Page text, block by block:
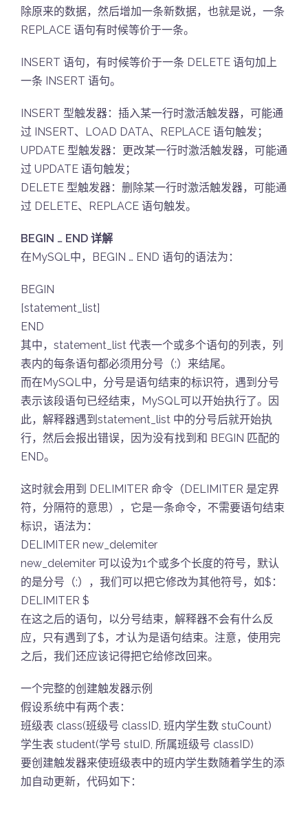
除原来的数据，然后增加一条新数据，也就是说，一条
REPLACE 语句有时候等价于一条。
INSERT 语句，有时候等价于一条 DELETE 语句加上
一条 INSERT 语句。
INSERT 型触发器：插入某一行时激活触发器，可能通
过 INSERT、LOAD DATA、REPLACE 语句触发；
UPDATE 型触发器：更改某一行时激活触发器，可能通
过 UPDATE 语句触发；
DELETE 型触发器：删除某一行时激活触发器，可能通
过 DELETE、REPLACE 语句触发。
BEGIN … END 详解
在MySQL中，BEGIN … END 语句的语法为：
BEGIN
[statement_list]
END
其中，statement_list 代表一个或多个语句的列表，列
表内的每条语句都必须用分号（;）来结尾。
而在MySQL中，分号是语句结束的标识符，遇到分号
表示该段语句已经结束，MySQL可以开始执行了。因
此，解释器遇到statement_list 中的分号后就开始执
行，然后会报出错误，因为没有找到和 BEGIN 匹配的
END。
这时就会用到 DELIMITER 命令（DELIMITER 是定界
符，分隔符的意思），它是一条命令，不需要语句结束
标识，语法为：
DELIMITER new_delemiter
new_delemiter 可以设为1个或多个长度的符号，默认
的是分号（;），我们可以把它修改为其他符号，如$：
DELIMITER $
在这之后的语句，以分号结束，解释器不会有什么反
应，只有遇到了$，才认为是语句结束。注意，使用完
之后，我们还应该记得把它给修改回来。
一个完整的创建触发器示例
假设系统中有两个表：
班级表 class(班级号 classID, 班内学生数 stuCount)
学生表 student(学号 stuID, 所属班级号 classID)
要创建触发器来使班级表中的班内学生数随着学生的添
加自动更新，代码如下：